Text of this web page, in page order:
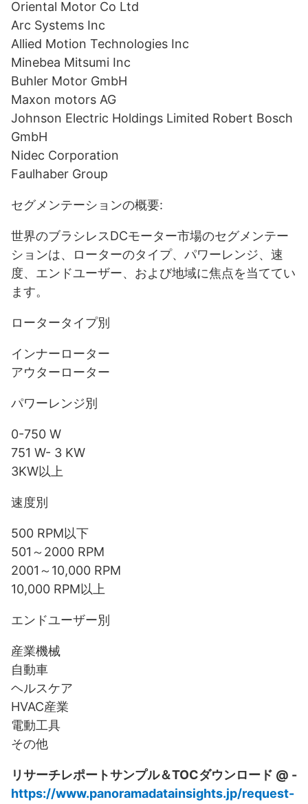
Oriental Motor Co Ltd
Arc Systems Inc
Allied Motion Technologies Inc
Minebea Mitsumi Inc
Buhler Motor GmbH
Maxon motors AG
Johnson Electric Holdings Limited Robert Bosch
GmbH
Nidec Corporation
Faulhaber Group
セグメンテーションの概要:
世界のブラシレスDCモーター市場のセグメンテー
ションは、ローターのタイプ、パワーレンジ、速
度、エンドユーザー、および地域に焦点を当ててい
ます。
ロータータイプ別
インナーローター
アウターローター
パワーレンジ別
0-750 W
751 W- 3 KW
3KW以上
速度別
500 RPM以下
501～2000 RPM
2001～10,000 RPM
10,000 RPM以上
エンドユーザー別
産業機械
自動車
ヘルスケア
HVAC産業
電動工具
その他
リサーチレポートサンプル＆TOCダウンロード @ -
https://www.panoramadatainsights.jp/request-